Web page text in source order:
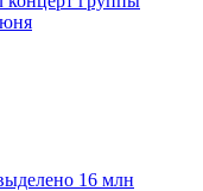
16 млн